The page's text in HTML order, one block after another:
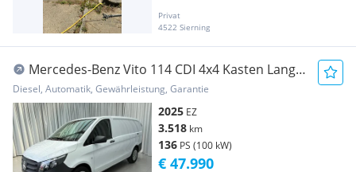
Privat
4522 Sierning
Mercedes-Benz Vito 114 CDI 4x4 Kasten Lang
SpurW, MBUX AHK Transporter / Kastenwagen
Diesel, Automatik, Gewährleistung, Garantie
2025 EZ
3.518 km
136 PS (100 kW)
€ 47.990